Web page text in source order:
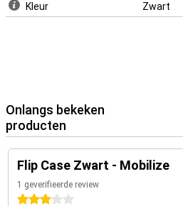
Kleur Zwart
Onlangs bekeken
producten
Flip Case Zwart - Mobilize
1 geverifieerde review
3 sterren